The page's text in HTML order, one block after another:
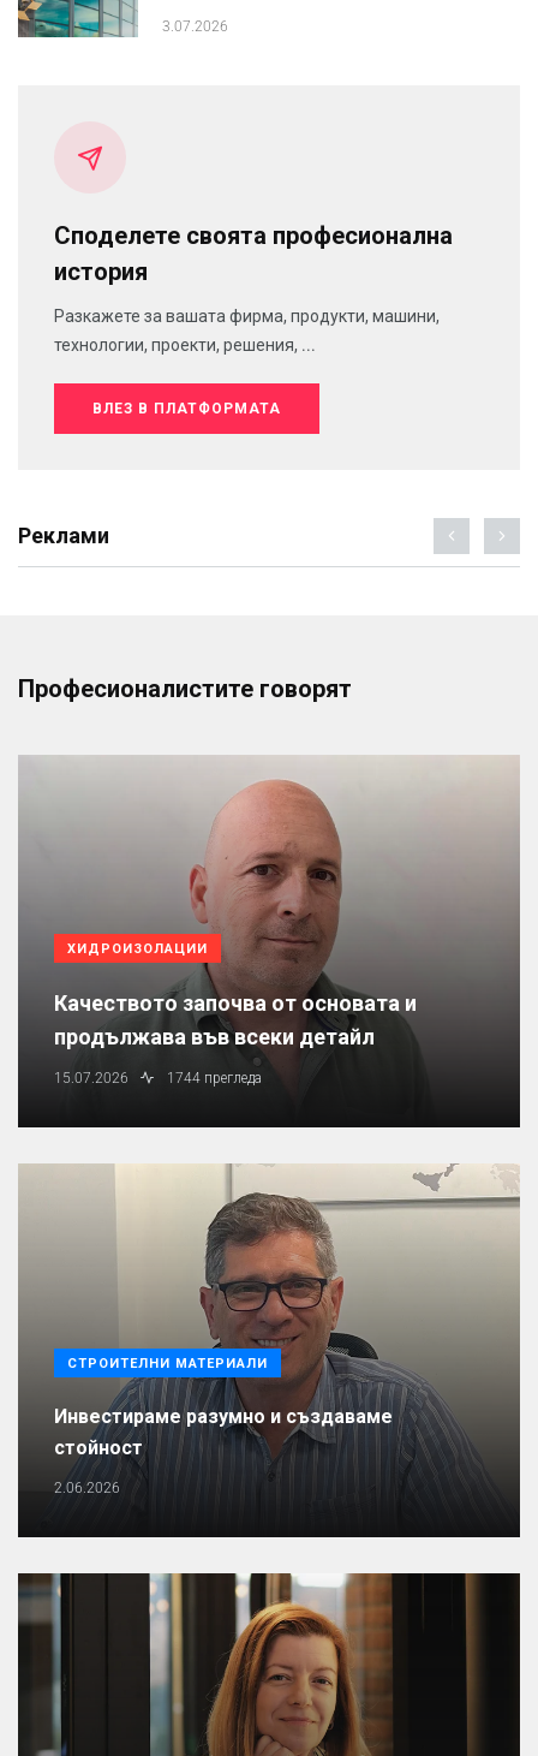
3.07.2026
Споделете своята професионална
история
Разкажете за вашата фирма, продукти, машини,
технологии, проекти, решения, ...
ВЛЕЗ В ПЛАТФОРМАТА
Реклами
Професионалистите говорят
ХИДРОИЗОЛАЦИИ
Качеството започва от основата и
продължава във всеки детайл
15.07.2026 1744 прегледа
СТРОИТЕЛНИ МАТЕРИАЛИ
Инвестираме разумно и създаваме
стойност
2.06.2026